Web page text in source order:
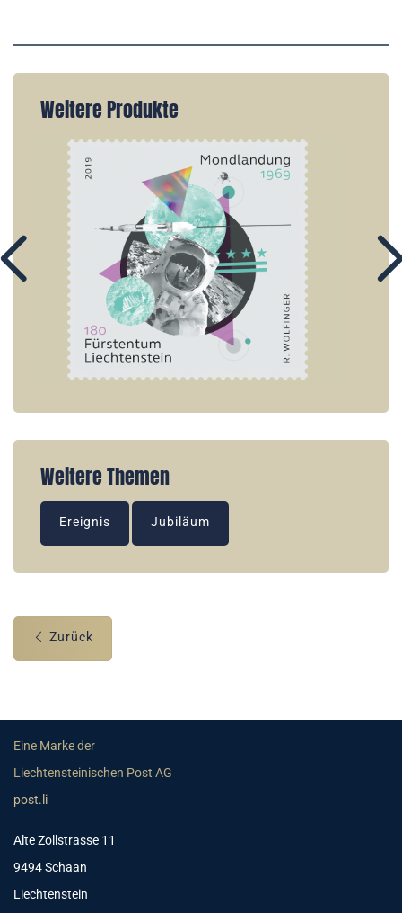
Weitere Produkte
Weitere Themen
Ereignis Jubiläum
Zurück
Eine Marke der
Liechtensteinischen Post AG
post.li
Alte Zollstrasse 11
9494 Schaan
Liechtenstein